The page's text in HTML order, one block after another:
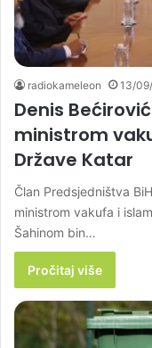
radiokameleon 13/
Denis
ministrom
Države Katar
Član Predsjedništva
ministrom vakufa i
Šahinom bin…
Pročitaj više